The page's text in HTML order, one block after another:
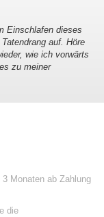
Einschlafen dieses
auf. Höre
wie ich vorwärts
zu meiner
Monaten ab Zahlung
die